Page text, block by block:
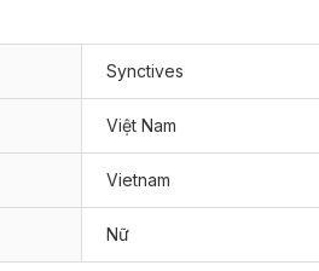
Synctives
Việt Nam
Vietnam
Nữ